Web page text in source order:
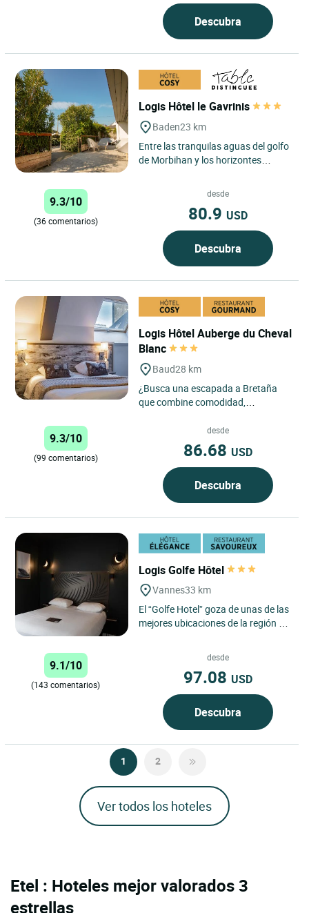
Descubra
Logis Hôtel le Gavrinis
Baden23 km
Entre las tranquilas aguas del golfo
de Morbihan y los horizontes
9.3/10
(36 comentarios)
desde
80.9 USD
Descubra
Logis Hôtel Auberge du Cheval
Blanc
Baud28 km
¿Busca una escapada a Bretaña
que combine comodidad,
acogedor? El Logis Hôtel -
L’Auberge...
9.3/10
(99 comentarios)
desde
86.68 USD
Descubra
Logis Golfe Hôtel
Vannes33 km
El “Golfe Hotel” goza de unas de las
mejores ubicaciones de la región de
9.1/10
(143 comentarios)
desde
97.08 USD
Descubra
1 2
Ver todos los hoteles
Etel : Hoteles mejor valorados 3
estrellas